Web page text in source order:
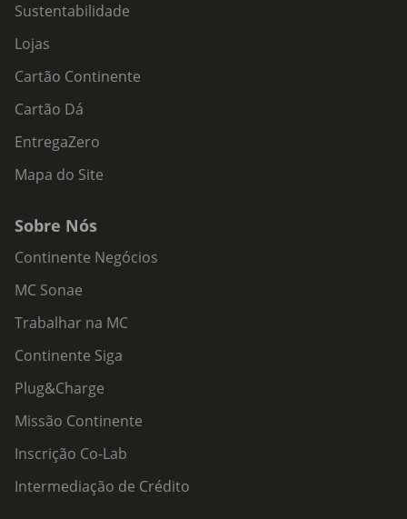
Sustentabilidade
Lojas
Cartão Continente
Cartão Dá
EntregaZero
Mapa do Site
Sobre Nós
Continente Negócios
MC Sonae
Trabalhar na MC
Continente Siga
Plug&Charge
Missão Continente
Inscrição Co-Lab
Intermediação de Crédito